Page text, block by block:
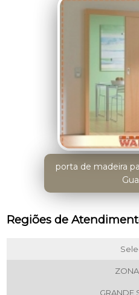
porta de madeira
Regiões de
GRANDE